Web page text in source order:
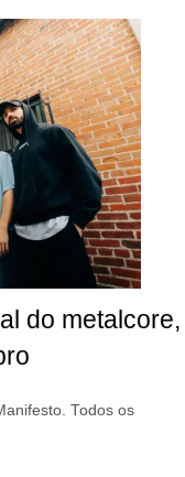
do metalcore,
Todos os